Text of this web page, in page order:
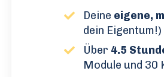
Deine eigene,
dein Eigentum!)
Über 4.5
Module und 30